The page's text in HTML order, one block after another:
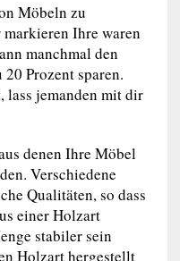
Möbeln zu
Ihre waren
manchmal den
Prozent sparen.
jemanden mit dir
denen Ihre Möbel
Verschiedene
Qualitäten, so dass
einer Holzart
stabiler sein
Holzart hergestellt